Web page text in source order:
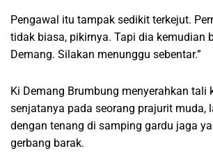
Pengawal itu tampak sedikit terkejut.
tidak biasa, pikirnya. Tapi dia kemudian
Demang. Silakan menunggu sebentar.”
Ki Demang Brumbung menyerahkan tali
senjatanya pada seorang prajurit muda,
dengan tenang di samping gardu jaga
gerbang barak.